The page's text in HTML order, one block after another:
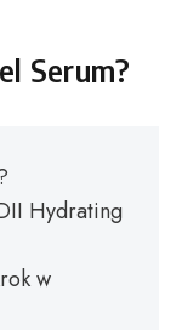
Serum?
Hydrating
w